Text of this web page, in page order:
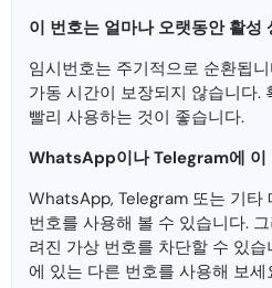
이 번호는 얼마나 오랫동안 활성
임시번호는 주기적으로 순환됩
가동 시간이 보장되지 않습니다.
빨리 사용하는 것이 좋습니다.
WhatsApp이나 Telegram에 이
WhatsApp, Telegram 또는 기타
번호를 사용해 볼 수 있습니다.
려진 가상 번호를 차단할 수 있
에 있는 다른 번호를 사용해 보세